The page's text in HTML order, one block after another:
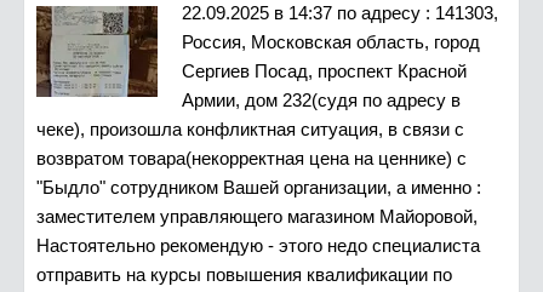
22.09.2025 в 14:37 по адресу : 141303,
Россия, Московская область, город
Сергиев Посад, проспект Красной
Армии, дом 232(судя по адресу в
чеке), произошла конфликтная ситуация, в связи с
возвратом товара(некорректная цена на ценнике) с
"Быдло" сотрудником Вашей организации, а именно :
заместителем управляющего магазином Майоровой,
Настоятельно рекомендую - этого недо специалиста
отправить на курсы повышения квалификации по